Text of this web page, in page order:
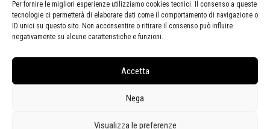
Per fornire le migliori esperienze utilizziamo cookies tecnici. Il consenso a queste
tecnologie ci permetterà di elaborare dati come il comportamento di navigazione o
ID unici su questo sito. Non acconsentire o ritirare il consenso può influire
negativamente su alcune caratteristiche e funzioni.
Accetta
Nega
Visualizza le preferenze
Email:gamc@comune.viareggio.lu.it
Segnalazione di inaccessibilità